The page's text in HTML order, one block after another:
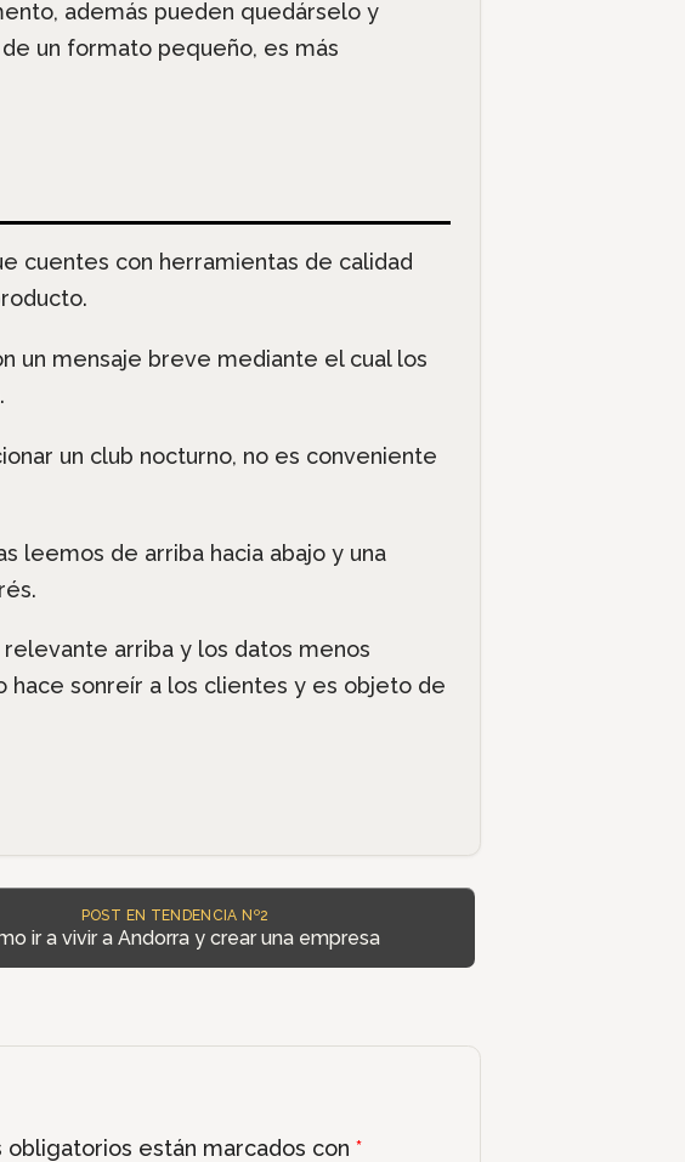
además pueden quedárselo y
un formato pequeño, es más
cuentes con herramientas de calidad
un mensaje breve mediante el cual los
un club nocturno, no es conveniente
leemos de arriba hacia abajo y una
arriba y los datos menos
sonreír a los clientes y es objeto de
POST EN TENDENCIA Nº2
ir a vivir a Andorra y crear una empresa
obligatorios están marcados con*